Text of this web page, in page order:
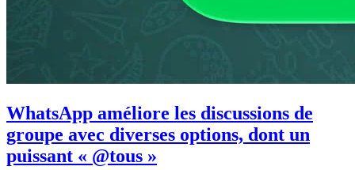
WhatsApp améliore les discussions de
groupe avec diverses options, dont un
puissant « @tous »